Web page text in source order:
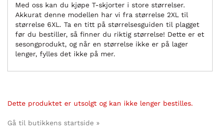
Med oss kan du kjøpe T-skjorter i store størrelser.
Akkurat denne modellen har vi fra størrelse 2XL til
størrelse 6XL. Ta en titt på størrelsesguiden til plagget
før du bestiller, så finner du riktig størrelse! Dette er et
sesongprodukt, og når en størrelse ikke er på lager
lenger, fylles det ikke på mer.
Dette produktet er utsolgt og kan ikke lenger bestilles.
Gå til butikkens startside »